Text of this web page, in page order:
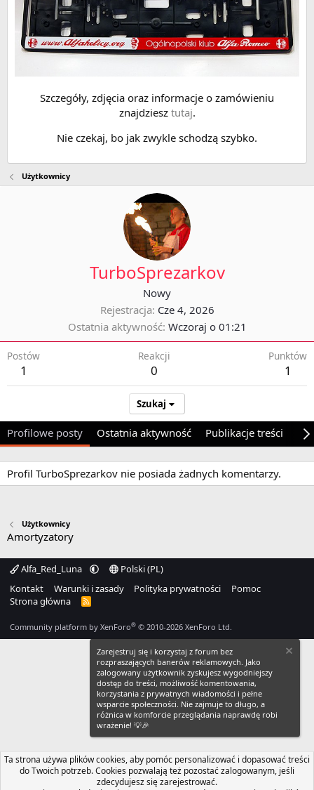
Szczegóły, zdjęcia oraz informacje o zamówieniu
znajdziesz tutaj.
Nie czekaj, bo jak zwykle schodzą szybko.
Użytkownicy
TurboSprezarkov
Nowy
Rejestracja Cze 4, 2026
Ostatnia aktywność Wczoraj o 01:21
Postów
1
Reakcji
0
Punktów
1
Szukaj
Profilowe posty Ostatnia aktywność Publikacje treści O
Profil TurboSprezarkov nie posiada żadnych komentarzy.
Użytkownicy
Amortyzatory
Alfa_Red_Luna
Polski (PL)
Kontakt
Warunki i zasady Polityka prywatności
Pomoc
Strona główna
R
Community platform by XenForo® © 2010-2026 XenForo Ltd.
Zarejestruj się i korzystaj z forum bez
rozpraszających banerów reklamowych. Jako
zalogowany użytkownik zyskujesz wygodniejszy
dostęp do treści, możliwość komentowania,
korzystania z prywatnych wiadomości i pełne
wsparcie społeczności. Nie zajmuje to długo, a
różnica w komforcie przeglądania naprawdę robi
wrażenie! 💡🎉
Ta strona używa plików cookies, aby pomóc personalizować i dopasować treści
do Twoich potrzeb. Cookies pozwalają też pozostać zalogowanym, jeśli
zdecydujesz się zarejestrować.